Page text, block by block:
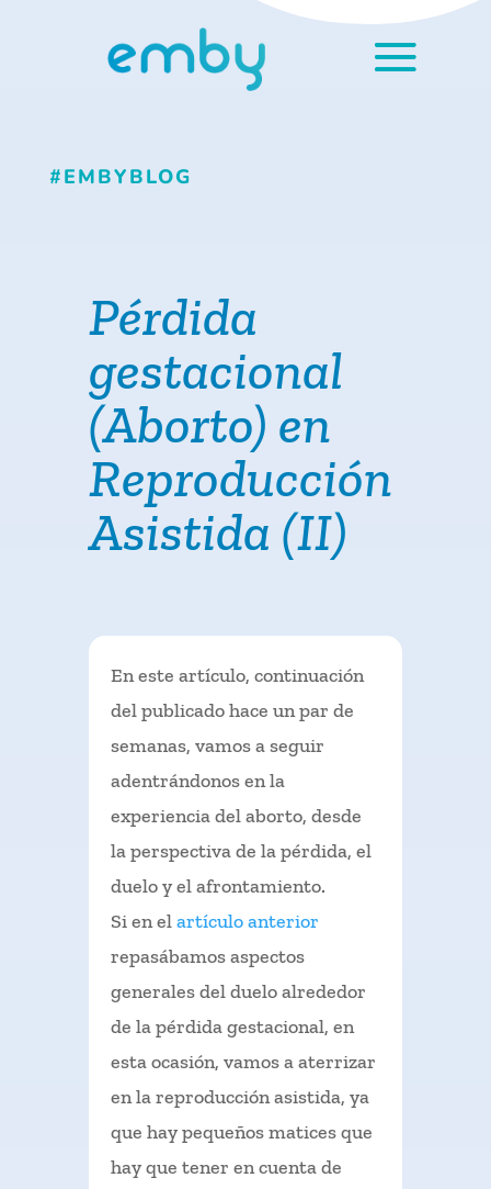
#EMBYBLOG
Pérdida
gestacional
(Aborto) en
Reproducción
Asistida (II)
En este artículo, continuación
del publicado hace un par de
semanas, vamos a seguir
adentrándonos en la
experiencia del aborto, desde
la perspectiva de la pérdida, el
duelo y el afrontamiento.
Si en elartículo anterior
repasábamos aspectos
generales del duelo alrededor
de la pérdida gestacional, en
esta ocasión, vamos a aterrizar
en la reproducción asistida, ya
que hay pequeños matices que
hay que tener en cuenta de